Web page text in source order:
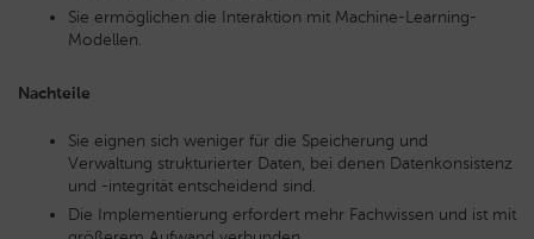
Sie ermöglichen die Interaktion mit Machine-Learning-
Modellen.
Nachteile
Sie eignen sich weniger für die Speicherung und
Verwaltung strukturierter Daten, bei denen Datenkonsistenz
und -integrität entscheidend sind.
Die Implementierung erfordert mehr Fachwissen und ist mit